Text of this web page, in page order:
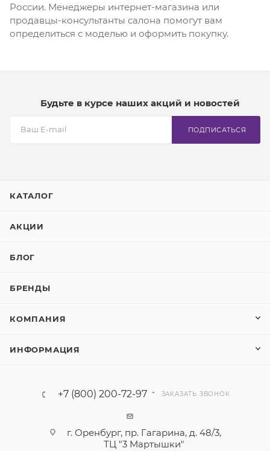
России. Менеджеры интернет-магазина или
продавцы-консультанты салона помогут вам
определиться с моделью и оформить покупку.
Будьте в курсе наших акций и новостей
ПОДПИСАТЬСЯ
КАТАЛОГ
АКЦИИ
БЛОГ
БРЕНДЫ
КОМПАНИЯ
ИНФОРМАЦИЯ
+7 (800) 200-72-97 ЗАКАЗАТЬ ЗВОНОК
г. Оренбург, пр. Гагарина, д. 48/3,
ТЦ "3 Мартышки"